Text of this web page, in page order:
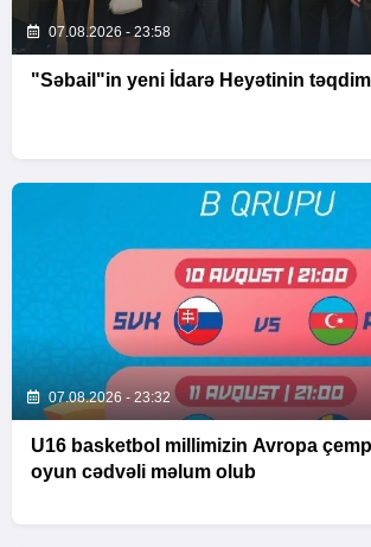
07.08.2026 - 23:58
"Səbail"in yeni İdarə Heyətinin
07.08.2026 - 23:32
U16 basketbol millimizin Avropa
oyun cədvəli məlum olub